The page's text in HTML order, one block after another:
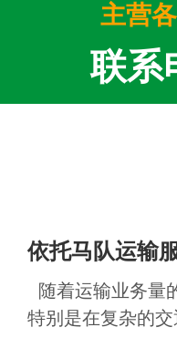
主营
联系
依托马队运输
随着运输业务量
特别是在复杂的